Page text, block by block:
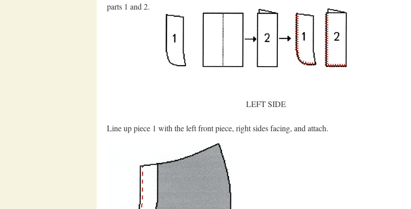
parts 1 and 2.
LEFT SIDE
Line up piece 1 with the left front piece, right sides facing, and attach.